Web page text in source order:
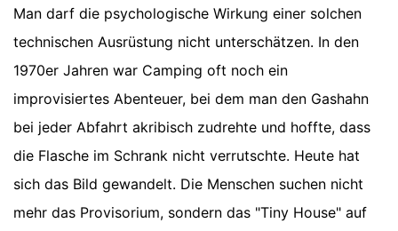
Man darf die psychologische Wirkung einer solchen
technischen Ausrüstung nicht unterschätzen. In den
1970er Jahren war Camping oft noch ein
improvisiertes Abenteuer, bei dem man den Gashahn
bei jeder Abfahrt akribisch zudrehte und hoffte, dass
die Flasche im Schrank nicht verrutschte. Heute hat
sich das Bild gewandelt. Die Menschen suchen nicht
mehr das Provisorium, sondern das "Tiny House" auf